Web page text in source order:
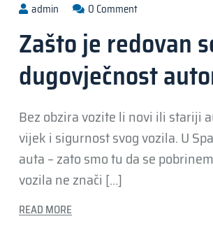
admin 0 Comment
Zašto je redovan
dugovječnost
Bez obzira vozite li novi ili stariji
vijek i sigurnost svog vozila. U
auta – zato smo tu da se
vozila ne znači […]
READ MORE